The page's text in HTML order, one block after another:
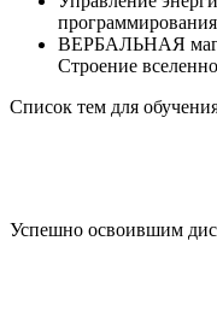
ВЕРБАЛЬНАЯ
Строение
Список тем для
Успешно освоившим